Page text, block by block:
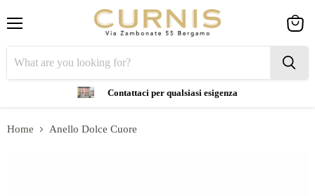
Contattaci per qualsiasi esigenza
cart
Home Anello Dolce Cuore